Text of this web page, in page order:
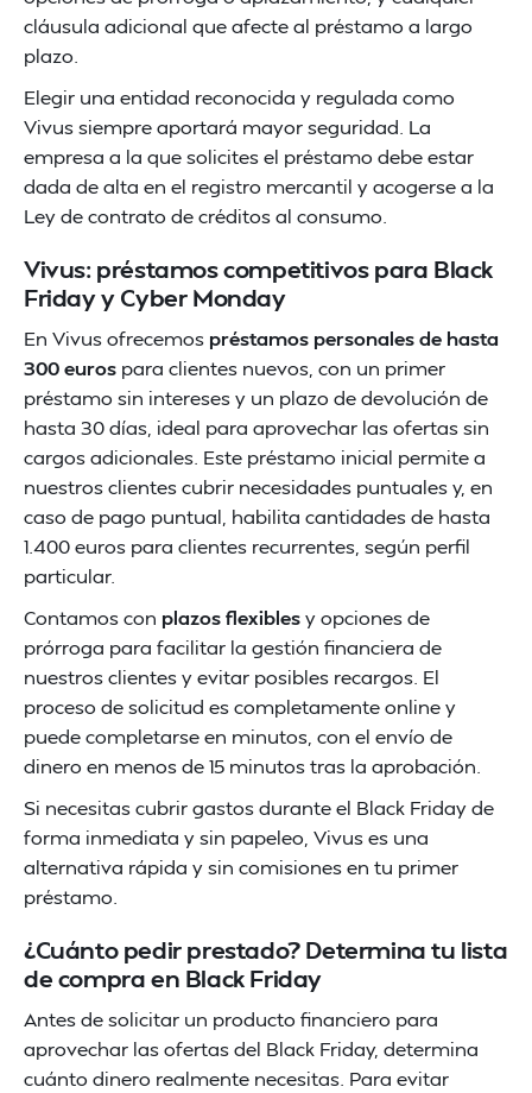
cláusula adicional que afecte al préstamo a largo
plazo.
Elegir una entidad reconocida y regulada como
Vivus siempre aportará mayor seguridad. La
empresa a la que solicites el préstamo debe estar
dada de alta en el registro mercantil y acogerse a la
Ley de contrato de créditos al consumo.
Vivus: préstamos competitivos para Black
Friday y Cyber Monday
En Vivus ofrecemos préstamos personales de hasta
300 euros para clientes nuevos, con un primer
préstamo sin intereses y un plazo de devolución de
hasta 30 días, ideal para aprovechar las ofertas sin
cargos adicionales. Este préstamo inicial permite a
nuestros clientes cubrir necesidades puntuales y, en
caso de pago puntual, habilita cantidades de hasta
1.400 euros para clientes recurrentes, según perfil
particular.
Contamos con plazos flexiblesy opciones de
prórroga para facilitar la gestión financiera de
nuestros clientes y evitar posibles recargos. El
proceso de solicitud es completamente online y
puede completarse en minutos, con el envío de
dinero en menos de 15 minutos tras la aprobación​.
Si necesitas cubrir gastos durante el Black Friday de
forma inmediata y sin papeleo, Vivus es una
alternativa rápida y sin comisiones en tu primer
préstamo.
¿Cuánto pedir prestado? Determina tu lista
de compra en Black Friday
Antes de solicitar un producto financiero para
aprovechar las ofertas del Black Friday, determina
cuánto dinero realmente necesitas. Para evitar